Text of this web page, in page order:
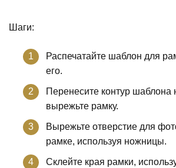
Шаги:
Распечатайте шаблон для
его.
Перенесите контур шаблона
вырежьте рамку.
Вырежьте отверстие для
рамке, используя ножницы.
Склейте края рамки,